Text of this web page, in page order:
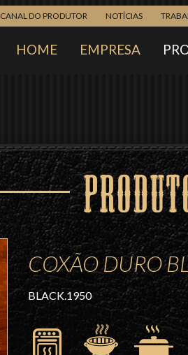
CANAL DO PRODUTOR NOTÍCIAS
HOME EMPRESA
COXÃO DURO
BLACK.1950